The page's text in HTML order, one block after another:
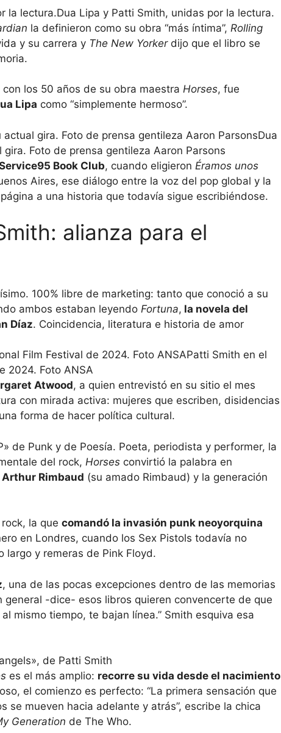
Dua Lipa y Patti Smith, unidas por la lectura.
la definieron como su obra “más íntima”, Rolling
y su carrera y The New Yorkerdijo que el libro se
los 50 años de su obra maestra Horses, fue
Lipa como “simplemente hermoso”.
Dua
Foto de prensa gentileza Aaron Parsons
Book Club, cuando eligieron Éramos unos
Aires, ese diálogo entre la voz del pop global y la
a una historia que todavía sigue escribiéndose.
alianza para el
100% libre de marketing: tanto que conoció a su
ambos estaban leyendo Fortuna, la novela del
Díaz. Coincidencia, literatura e historia de amor
Patti Smith en el
2024. Foto ANSA
Atwood, a quien entrevistó en su sitio el mes
con mirada activa: mujeres que escriben, disidencias
forma de hacer política cultural.
de Punk y de Poesía. Poeta, periodista y performer, la
del rock, Horses convirtió la palabra en
Arthur Rimbaud (su amado Rimbaud) y la generación
la que comandó la invasión punk neoyorquina
en Londres, cuando los Sex Pistols todavía no
largo y remeras de Pink Floyd.
, una de las pocas excepciones dentro de las memorias
general -dice- esos libros quieren convencerte de que
mismo tiempo, te bajan línea.” Smith esquiva esa
de Patti Smith
es el más amplio: recorre su vida desde el nacimiento
el comienzo es perfecto: “La primera sensación que
se mueven hacia adelante y atrás”, escribe la chica
Generation de The Who.